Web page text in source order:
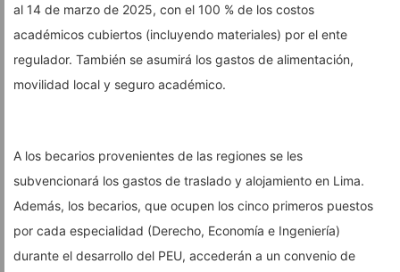
al 14 de marzo de 2025, con el 100 % de los costos
académicos cubiertos (incluyendo materiales) por el ente
regulador. También se asumirá los gastos de alimentación,
movilidad local y seguro académico.
A los becarios provenientes de las regiones se les
subvencionará los gastos de traslado y alojamiento en Lima.
Además, los becarios, que ocupen los cinco primeros puestos
por cada especialidad (Derecho, Economía e Ingeniería)
durante el desarrollo del PEU, accederán a un convenio de